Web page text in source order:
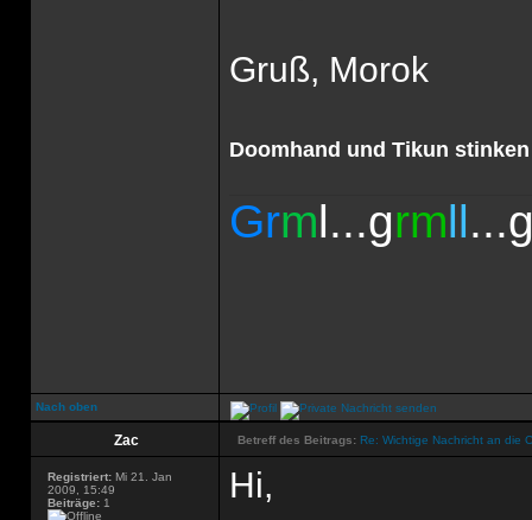
Gruß, Morok
Doomhand und Tikun
Grml...grmll
Nach oben
Zac Betreff des Beitrags: Re: Wichtige Nachricht an die
Registriert: Mi 21. Jan
2009, 15:49
Beiträge: 1 Hi,